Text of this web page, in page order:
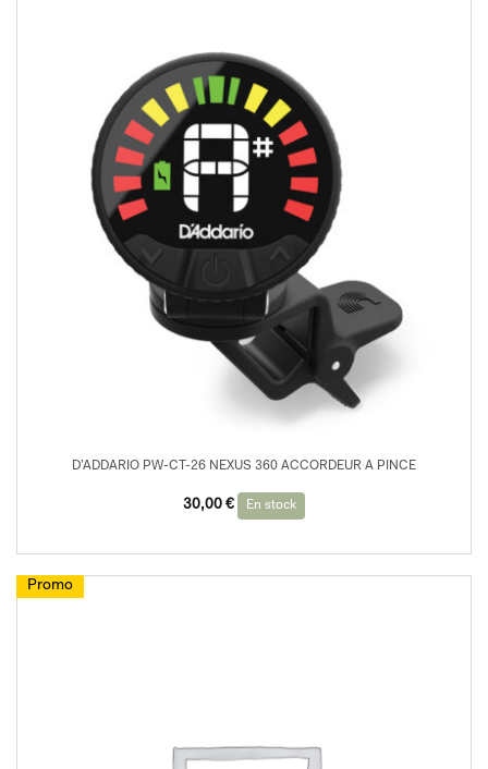
D’ADDARIO PW-CT-26 NEXUS 360 ACCORDEUR A PINCE
30,00 € En stock
Promo